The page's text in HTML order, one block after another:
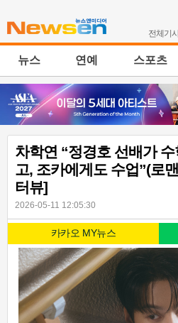
전체기
뉴스 연예 스포츠
차학연 “정경호 선배가
고, 조카에게도 수업”(로
터뷰]
2026-05-11 12:05:30
카카오 MY뉴스